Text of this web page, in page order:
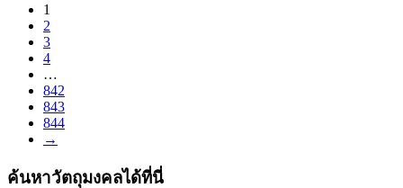
1
2
3
4
…
842
843
844
→
ค้นหาวัตถุมงคลได้ที่นี่